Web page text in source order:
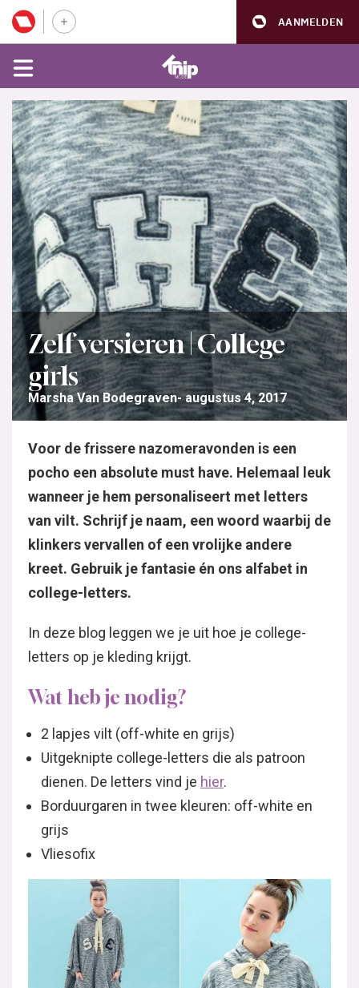
AANMELDEN
Zelf versieren | College
girls
Marsha Van Bodegraven augustus 4, 2017
Voor de frissere nazomeravonden is een
pocho een absolute must have. Helemaal leuk
wanneer je hem personaliseert met letters
van vilt. Schrijf je naam, een woord waarbij de
klinkers vervallen of een vrolijke andere
kreet. Gebruik je fantasie én ons alfabet in
college-letters.
In deze blog leggen we je uit hoe je college-
letters op je kleding krijgt.
Wat heb je nodig?
2 lapjes vilt (off-white en grijs)
Uitgeknipte college-letters die als patroon
dienen. De letters vind je hier.
Borduurgaren in twee kleuren: off-white en
grijs
Vliesofix